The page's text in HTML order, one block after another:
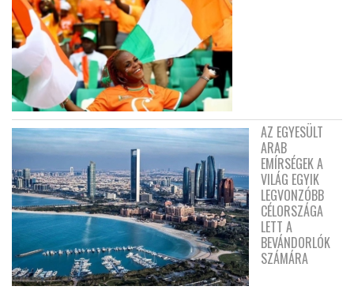
AZ EGYESÜLT
ARAB
EMÍRSÉGEK A
VILÁG EGYIK
LEGVONZÓBB
CÉLORSZÁGA
LETT A
BEVÁNDORLÓK
SZÁMÁRA